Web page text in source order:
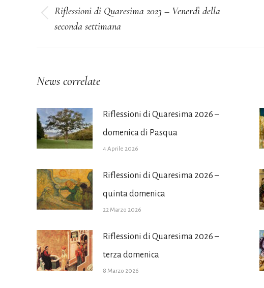
tra Riflessioni di Quaresima 2023 – Venerdì della
seconda settimana
News correlate
Riflessioni di Quaresima 2026 –
domenica di Pasqua
4 Aprile 2026
Riflessioni di Quaresima 2026 –
quinta domenica
22 Marzo 2026
Riflessioni di Quaresima 2026 –
terza domenica
8 Marzo 2026